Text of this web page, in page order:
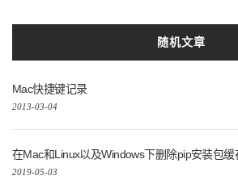
随机文章
Mac快捷键记录
2013-03-04
在Mac和Linux以及Windows下删除pip安装包缓
2019-05-03